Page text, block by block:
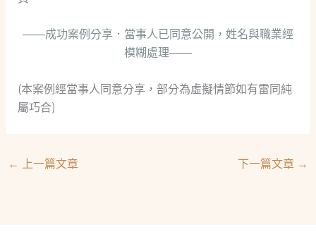
——成功案例分享．當事人已同意公開，姓名與職業經
模糊處理——
(本案例經當事人同意分享，部分為虛擬情節如有雷同純
屬巧合)
← 上一篇文章 下一篇文章 →